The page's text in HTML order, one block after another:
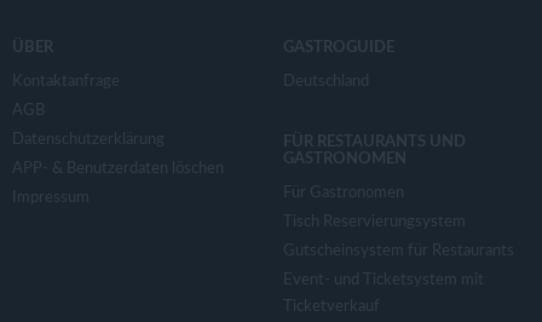
ÜBER
Kontaktanfrage
AGB
Datenschutzerklärung
APP- & Benutzerdaten löschen
Impressum
GASTROGUIDE
Deutschland
FÜR RESTAURANTS UND
GASTRONOMEN
Für Gastronomen
Tisch Reservierungsystem
Gutscheinsystem für Restaurants
Event- und Ticketsystem mit
Ticketverkauf